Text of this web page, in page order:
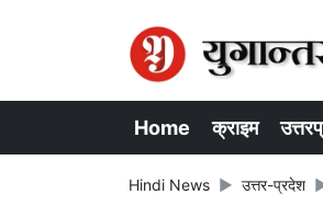
Home क्राइम
Hindi News उत्तर-प्रदेश